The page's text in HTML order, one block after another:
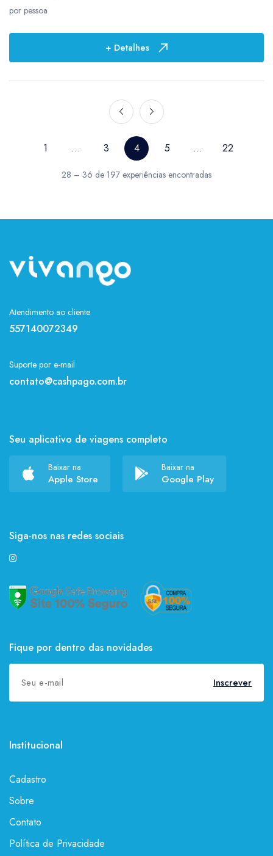
por pessoa
+ Detalhes
1 ... 3 4 5 ... 22
28 – 36 de 197 experiências encontradas
Atendimento ao cliente
557140072349
Suporte por e-mail
contato@cashpago.com.br
Seu aplicativo de viagens completo
Baixar na
Apple Store
Baixar na
Google Play
Siga-nos nas redes sociais
Fique por dentro das novidades
Inscrever
Institucional
Cadastro
Sobre
Contato
Política de Privacidade